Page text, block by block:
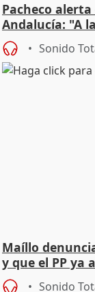
Pacheco
Andalucía: "A
Sonido
Maíllo
y que el PP ya
Sonido